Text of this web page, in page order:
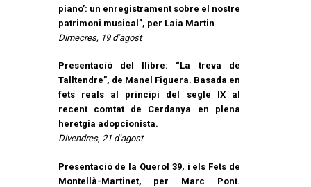
piano’: un enregistrament sobre el nostre
patrimoni musical”, per Laia Martin
Dimecres, 19 d’agost
Presentació del llibre: “La treva de
Talltendre”, de Manel Figuera. Basada en
fets reals al principi del segle IX al
recent comtat de Cerdanya en plena
heretgia adopcionista.
Divendres, 21 d’agost
Presentació de la Querol 39, i els Fets de
Montellà-Martinet, per Marc Pont.